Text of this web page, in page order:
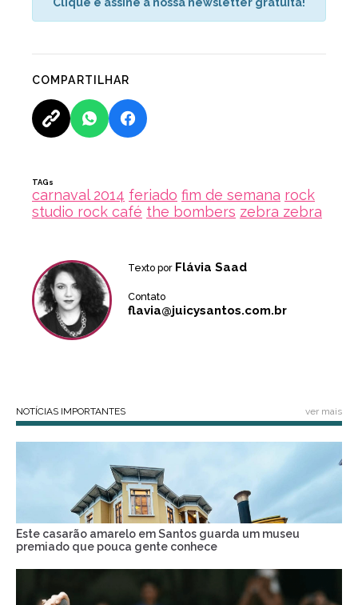
Clique e assine a nossa newsletter gratuita!
COMPARTILHAR
TAGs
carnaval 2014 feriado fim de semana rock
studio rock café the bombers zebra zebra
Texto por Flávia Saad
Contato
flavia@juicysantos.com.br
NOTÍCIAS IMPORTANTES ver mais
Este casarão amarelo em Santos guarda um museu
premiado que pouca gente conhece